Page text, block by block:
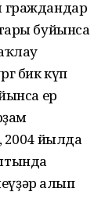
граждандар
буйынса
бик күп
ер
2004 йылда
алып